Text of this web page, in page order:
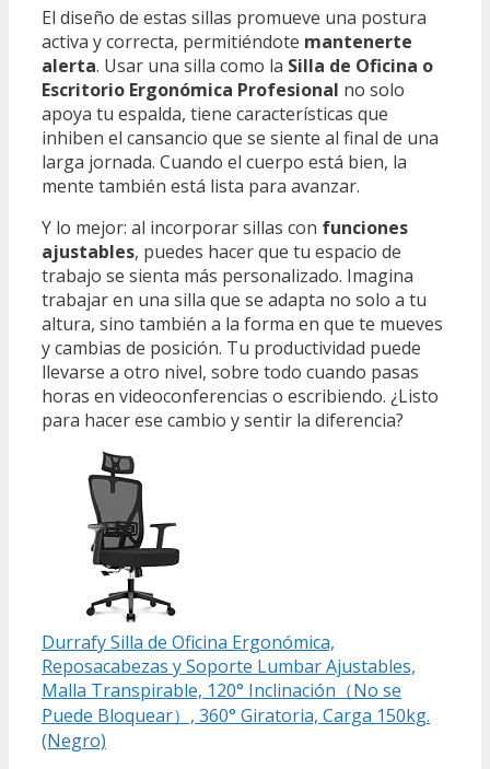
El diseño de estas sillas promueve una postura
activa y correcta, permitiéndote mantenerte
alerta. Usar una silla como la Silla de Oficina o
Escritorio Ergonómica Profesional no solo
apoya tu espalda, tiene características que
inhiben el cansancio que se siente al final de una
larga jornada. Cuando el cuerpo está bien, la
mente también está lista para avanzar.
Y lo mejor: al incorporar sillas con funciones
ajustables, puedes hacer que tu espacio de
trabajo se sienta más personalizado. Imagina
trabajar en una silla que se adapta no solo a tu
altura, sino también a la forma en que te mueves
y cambias de posición. Tu productividad puede
llevarse a otro nivel, sobre todo cuando pasas
horas en videoconferencias o escribiendo. ¿Listo
para hacer ese cambio y sentir la diferencia?
Durrafy Silla de Oficina Ergonómica,
Reposacabezas y Soporte Lumbar Ajustables,
Malla Transpirable, 120° Inclinación（No se
Puede Bloquear）, 360° Giratoria, Carga 150kg.
(Negro)